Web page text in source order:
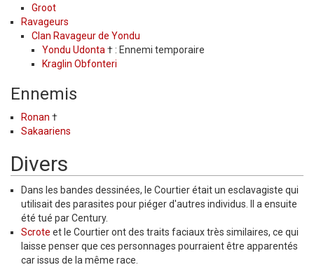
Groot
Ravageurs
Clan Ravageur de Yondu
Yondu Udonta † : Ennemi temporaire
Kraglin Obfonteri
Ennemis
Ronan †
Sakaariens
Divers
Dans les bandes dessinées, le Courtier était un esclavagiste qui
utilisait des parasites pour piéger d'autres individus. Il a ensuite
été tué par Century.
Scrote et le Courtier ont des traits faciaux très similaires, ce qui
laisse penser que ces personnages pourraient être apparentés
car issus de la même race.